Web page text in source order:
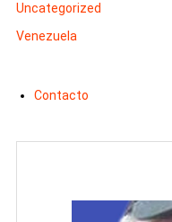
Uncategorized
Venezuela
Contacto